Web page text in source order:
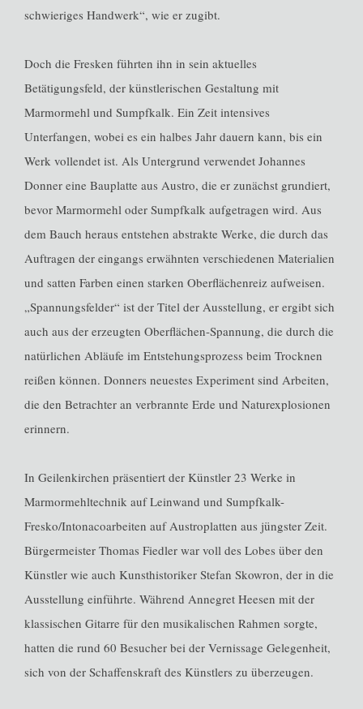
schwieriges Handwerk“, wie er zugibt.
Doch die Fresken führten ihn in sein aktuelles
Betätigungsfeld, der künstlerischen Gestaltung mit
Marmormehl und Sumpfkalk. Ein Zeit intensives
Unterfangen, wobei es ein halbes Jahr dauern kann, bis ein
Werk vollendet ist. Als Untergrund verwendet Johannes
Donner eine Bauplatte aus Austro, die er zunächst grundiert,
bevor Marmormehl oder Sumpfkalk aufgetragen wird. Aus
dem Bauch heraus entstehen abstrakte Werke, die durch das
Auftragen der eingangs erwähnten verschiedenen Materialien
und satten Farben einen starken Oberflächenreiz aufweisen.
„Spannungsfelder“ ist der Titel der Ausstellung, er ergibt sich
auch aus der erzeugten Oberflächen-Spannung, die durch die
natürlichen Abläufe im Entstehungsprozess beim Trocknen
reißen können. Donners neuestes Experiment sind Arbeiten,
die den Betrachter an verbrannte Erde und Naturexplosionen
erinnern.
In Geilenkirchen präsentiert der Künstler 23 Werke in
Marmormehltechnik auf Leinwand und Sumpfkalk-
Fresko/Intonacoarbeiten auf Austroplatten aus jüngster Zeit.
Bürgermeister Thomas Fiedler war voll des Lobes über den
Künstler wie auch Kunsthistoriker Stefan Skowron, der in die
Ausstellung einführte. Während Annegret Heesen mit der
klassischen Gitarre für den musikalischen Rahmen sorgte,
hatten die rund 60 Besucher bei der Vernissage Gelegenheit,
sich von der Schaffenskraft des Künstlers zu überzeugen.